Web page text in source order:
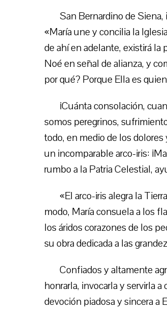
San Bernardino de
«María une y concilia la
de ahí en adelante, existirá la
Noé en señal de alianza, y
por qué? Porque Ella es
¡Cuánta consolación,
somos peregrinos,
todo, en medio de los
un incomparable arco-iris:
rumbo a la Patria Celestial,
«El arco-iris alegra la
modo, María consuela a los
los áridos corazones de los
su obra dedicada a las
Confiados y altamente
honrarla, invocarla y servirla
devoción piadosa y sincera a